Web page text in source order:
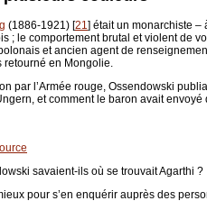
(1886-1921) [21] était un monarchiste –
; le comportement brutal et violent de
et ancien agent de
retourné en Mongolie.
par l’Armée rouge, Ossendowski
et comment le baron avait
savaient-ils où se trouvait Agarthi ?
pour s’en enquérir auprès des